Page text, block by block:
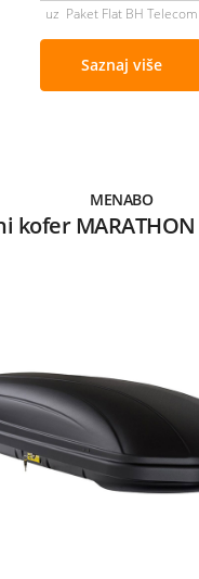
uz Paket Flat BH Telecom
Saznaj više
MENABO
kofer MARATHON